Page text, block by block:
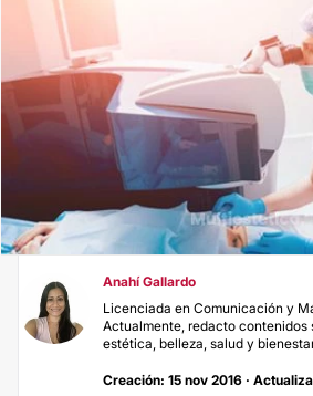
Anahí Gallardo
Licenciada en Comunicación y
Actualmente, redacto contenidos
estética, belleza, salud y
Creación: 15 nov 2016 ·